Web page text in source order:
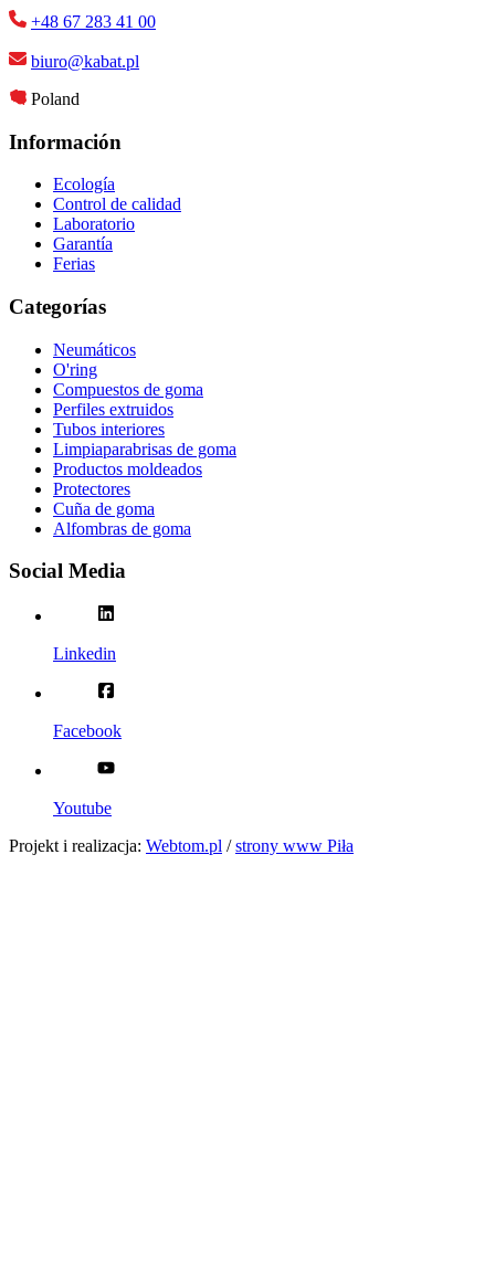
+48 67 283 41 00
biuro@kabat.pl
Poland
Información
Ecología
Control de calidad
Laboratorio
Garantía
Ferias
Categorías
Neumáticos
O'ring
Compuestos de goma
Perfiles extruidos
Tubos interiores
Limpiaparabrisas de goma
Productos moldeados
Protectores
Cuña de goma
Alfombras de goma
Social Media
Linkedin
Facebook
Youtube
Projekt i realizacja: Webtom.pl / strony www Piła